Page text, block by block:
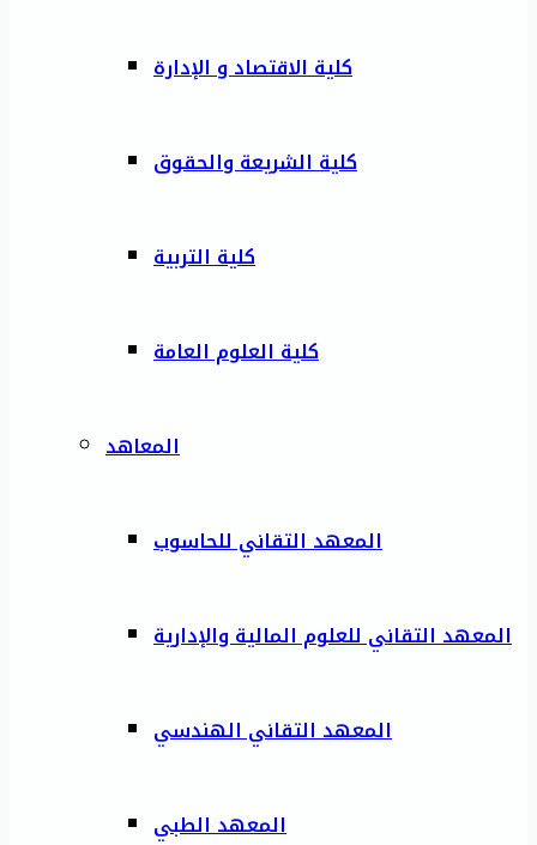
كلية الاقتصاد و الإدارة
كلية الشريعة والحقوق
كلية التربية
كلية العلوم العامة
المعاهد
المعهد التقاني للحاسوب
المعهد التقاني للعلوم المالية والإدارية
المعهد التقاني الهندسي
المعهد الطبي